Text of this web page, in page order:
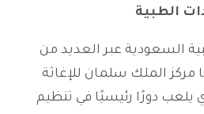
الطبية
السعودية عبر العديد من
مركز الملك سلمان للإغاثة
يلعب دورًا رئيسيًا في تنظيم